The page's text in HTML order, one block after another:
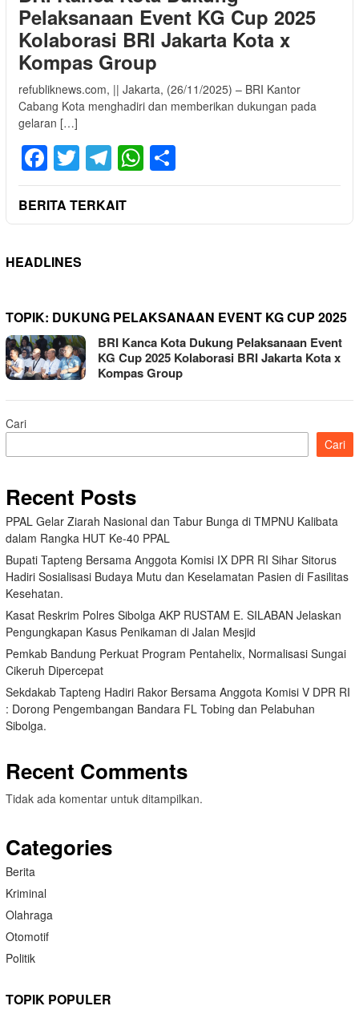
Pelaksanaan Event KG Cup 2025
Kolaborasi BRI Jakarta Kota x
Kompas Group
refubliknews.com, || Jakarta, (26/11/2025) – BRI Kantor
Cabang Kota menghadiri dan memberikan dukungan pada
gelaran […]
Facebook
Twitter
Telegram
WhatsApp
BERITA TERKAIT
HEADLINES
TOPIK: DUKUNG PELAKSANAAN EVENT KG CUP 2025
BRI Kanca Kota Dukung Pelaksanaan Event
KG Cup 2025 Kolaborasi BRI Jakarta Kota x
Kompas Group
Cari
Cari
Recent Posts
PPAL Gelar Ziarah Nasional dan Tabur Bunga di TMPNU Kalibata
dalam Rangka HUT Ke-40 PPAL
Bupati Tapteng Bersama Anggota Komisi IX DPR RI Sihar Sitorus
Hadiri Sosialisasi Budaya Mutu dan Keselamatan Pasien di Fasilitas
Kesehatan.
Kasat Reskrim Polres Sibolga AKP RUSTAM E. SILABAN Jelaskan
Pengungkapan Kasus Penikaman di Jalan Mesjid
Pemkab Bandung Perkuat Program Pentahelix, Normalisasi Sungai
Cikeruh Dipercepat
Sekdakab Tapteng Hadiri Rakor Bersama Anggota Komisi V DPR RI
: Dorong Pengembangan Bandara FL Tobing dan Pelabuhan
Sibolga.
Recent Comments
Tidak ada komentar untuk ditampilkan.
Categories
Berita
Kriminal
Olahraga
Otomotif
Politik
TOPIK POPULER